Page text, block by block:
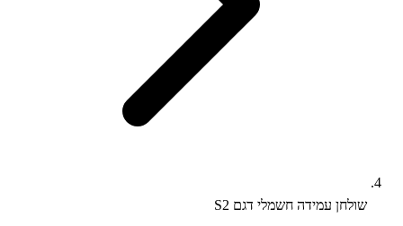
שולחן עמידה חשמלי דגם S2